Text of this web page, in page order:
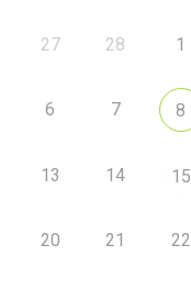
27 28 1
6 7 8
13 14 15
20 21 22